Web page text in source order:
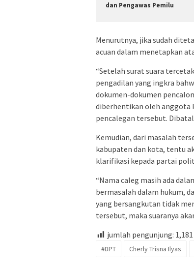
dan Pengawas Pemilu
Menurutnya, jika sudah
acuan dalam menetapkan
“Setelah surat suara
pengadilan yang ingkra
dokumen-dokumen
diberhentikan oleh anggota
pencalegan tersebut.
Kemudian, dari masalah
kabupaten dan kota, tentu
klarifikasi kepada partai
“Nama caleg masih ada
bermasalah dalam hukum,
yang bersangkutan tidak
tersebut, maka suaranya
jumlah pengunjung: 1,181
#DPT Cherly Trisna Ilyas